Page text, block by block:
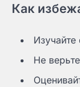
Как
Не